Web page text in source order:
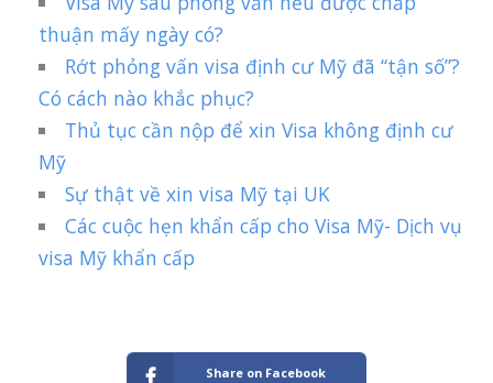
thuận mấy ngày có?
Rớt phỏng vấn visa định cư Mỹ đã “tận số”?
Có cách nào khắc phục?
Thủ tục cần nộp để xin Visa không định cư
Mỹ
Sự thật về xin visa Mỹ tại UK
Các cuộc hẹn khẩn cấp cho Visa Mỹ- Dịch vụ
visa Mỹ khẩn cấp
Share on Facebook